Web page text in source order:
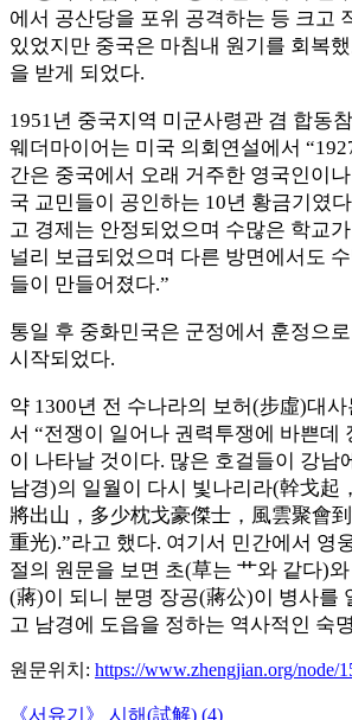
에서 공산당을 포위 공격하는 등 크고
있었지만 중국은 마침내 원기를 회복
을 받게 되었다.
1951년 중국지역 미군사령관 겸 합동
웨더마이어는 미국 의회연설에서
간은 중국에서 오래 거주한 영국인이
국 교민들이 공인하는 10년 황금기였
고 경제는 안정되었으며 수많은 학교
널리 보급되었으며 다른 방면에서도
들이 만들어졌다.”
통일 후 중화민국은 군정에서 훈정으
시작되었다.
약 1300년 전 수나라의 보허(步虛)대사
서 “전쟁이 일어나 권력투쟁에 바쁜데
이 나타날 것이다. 많은 호걸들이 강남
남경)의 일월이 다시 빛나리라(幹戈起
將出山，多少枕戈豪傑士，風雲聚會
重光).”라고 했다. 여기서 민간에서 영
절의 원문을 보면 초(草는 艹와 같다)
(蔣)이 되니 분명 장공(蔣公)이 병사를
고 남경에 도읍을 정하는 역사적인 숙
원문위치 : https://www.zhengjian.org/node/
Previous
《서유기》 시해(試解) (4)